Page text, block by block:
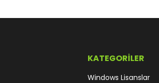
KATEGORİLER
Windows Lisanslar